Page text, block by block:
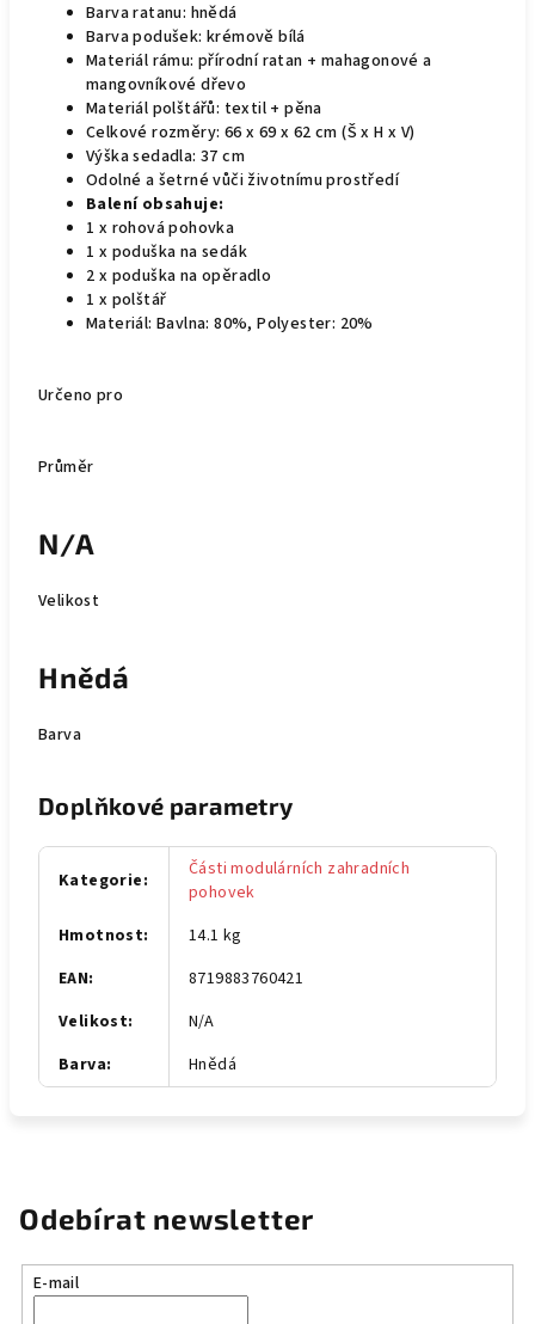
Barva ratanu: hnědá
Barva podušek: krémově bílá
Materiál rámu: přírodní ratan + mahagonové a
mangovníkové dřevo
Materiál polštářů: textil + pěna
Celkové rozměry: 66 x 69 x 62 cm (Š x H x V)
Výška sedadla: 37 cm
Odolné a šetrné vůči životnímu prostředí
Balení obsahuje:
1 x rohová pohovka
1 x poduška na sedák
2 x poduška na opěradlo
1 x polštář
Materiál: Bavlna: 80%, Polyester: 20%
Určeno pro
Průměr
N/A
Velikost
Hnědá
Barva
Doplňkové parametry
Kategorie:
Části modulárních zahradních
pohovek
Hmotnost:
14.1 kg
EAN:
8719883760421
Velikost:
N/A
Barva: Hnědá
Odebírat newsletter
E-mail